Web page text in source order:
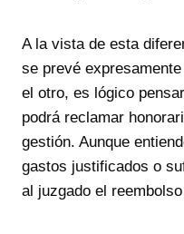
A la vista de esta
se prevé
el otro, es lógico
podrá reclamar
gestión. Aunque
gastos justificados o
al juzgado el